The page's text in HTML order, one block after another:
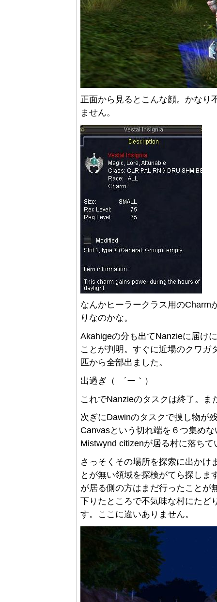
正面から見るとこんな顔。かなり
ません。
なんかヒーラークラス用のCharm
りなのかな。
Akahigeの分も出てNanzieに届け
ことが判明。すぐに近場のクワガ
匹から全部出ました。
出過ぎ（ ´ー｀）
これでNanzieのタスクは終了。ま
次ぎにDawinのタスクで捜し物が
Canvasという切れ端を６つ集め
Mistwynd citizenが居る村に落ちて
さっそくその場所を探索に出かけ
とが無い領域を探検がてら探しま
が居る側の方はまだ行ったことが
下りたところで不気味な村にたど
す。ここに違いありません。